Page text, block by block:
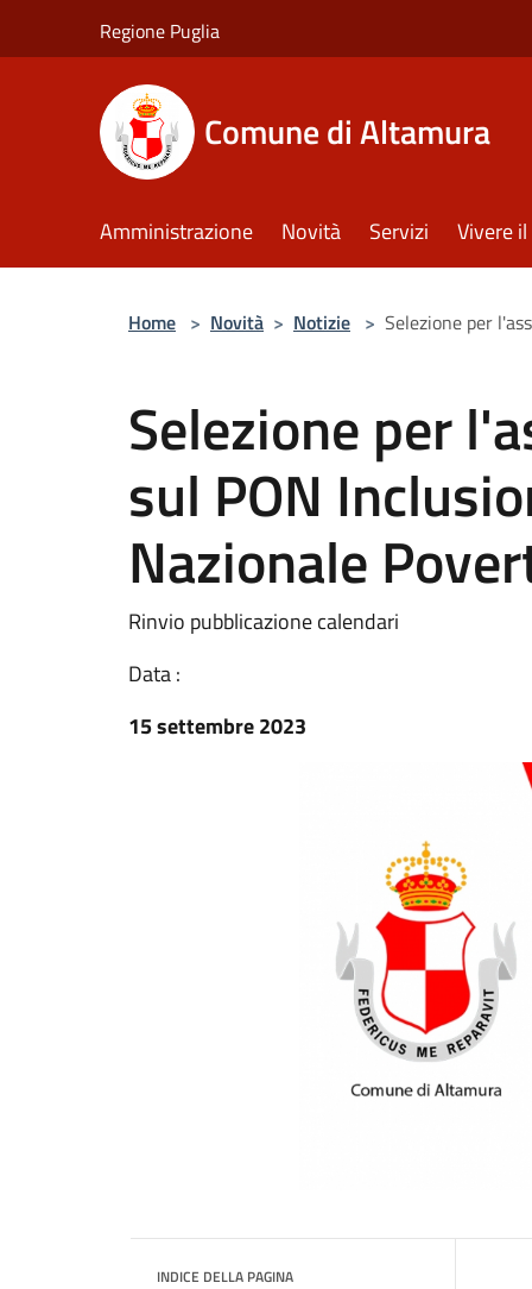
Regione Puglia
Comune di Altamura
Amministrazione Novità Servizi Vivere
Home > Novità > Notizie > Selezione per
Selezione per
sul PON
Nazionale
Rinvio pubblicazione calendari
Data :
15 settembre 2023
INDICE DELLA PAGINA